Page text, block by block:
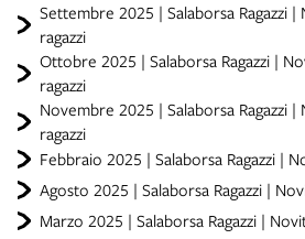
Settembre 2025 | Salaborsa Ragazzi |
ragazzi
Ottobre 2025 | Salaborsa Ragazzi |
ragazzi
Novembre 2025 | Salaborsa Ragazzi |
ragazzi
Febbraio 2025 | Salaborsa Ragazzi |
Agosto 2025 | Salaborsa Ragazzi |
Marzo 2025 | Salaborsa Ragazzi |